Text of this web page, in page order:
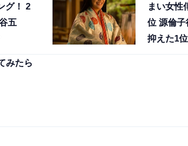
グ！ 2
五
まい女性
位 源倫子
抑えた1
みたら